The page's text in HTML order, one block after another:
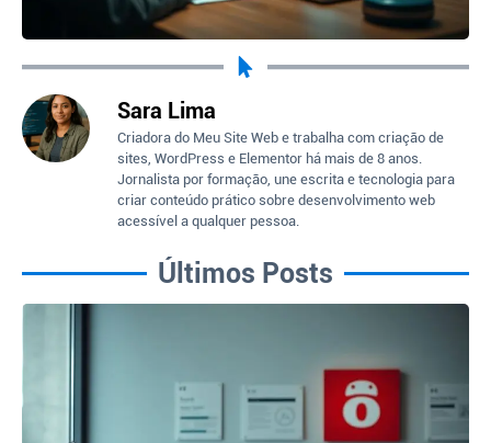
Sara Lima
Criadora do Meu Site Web e trabalha com criação de
sites, WordPress e Elementor há mais de 8 anos.
Jornalista por formação, une escrita e tecnologia para
criar conteúdo prático sobre desenvolvimento web
acessível a qualquer pessoa.
Últimos Posts